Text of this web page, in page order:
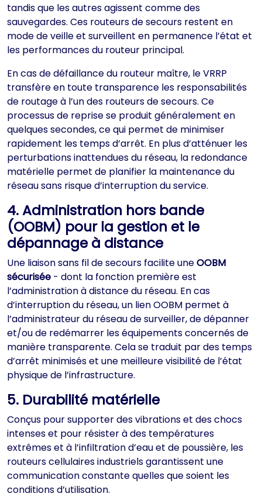
tandis que les autres agissent comme des
sauvegardes. Ces routeurs de secours restent en
mode de veille et surveillent en permanence l’état et
les performances du routeur principal.
En cas de défaillance du routeur maître, le VRRP
transfère en toute transparence les responsabilités
de routage à l’un des routeurs de secours. Ce
processus de reprise se produit généralement en
quelques secondes, ce qui permet de minimiser
rapidement les temps d’arrêt. En plus d’atténuer les
perturbations inattendues du réseau, la redondance
matérielle permet de planifier la maintenance du
réseau sans risque d’interruption du service.
4. Administration hors bande
(OOBM) pour la gestion et le
dépannage à distance
Une liaison sans fil de secours facilite uneOOBM
sécurisée - dont la fonction première est
l’administration à distance du réseau. En cas
d’interruption du réseau, un lien OOBM permet à
l’administrateur du réseau de surveiller, de dépanner
et/ou de redémarrer les équipements concernés de
manière transparente. Cela se traduit par des temps
d’arrêt minimisés et une meilleure visibilité de l’état
physique de l’infrastructure.
5. Durabilité matérielle
Conçus pour supporter des vibrations et des chocs
intenses et pour résister à des températures
extrêmes et à l’infiltration d’eau et de poussière, les
routeurs cellulaires industriels garantissent une
communication constante quelles que soient les
conditions d’utilisation.